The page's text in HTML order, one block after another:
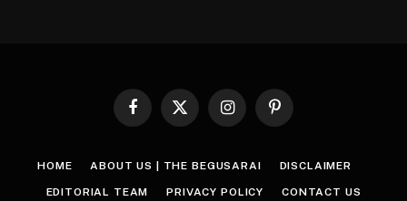
Facebook
X
InstagramPinterest
HOME ABOUT US | THE BEGUSARAI DISCLAIMER
EDITORIAL TEAM PRIVACY POLICY CONTACT US